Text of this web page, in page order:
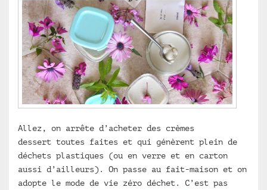
Allez, on arrête d’acheter des crèmes
dessert toutes faites et qui génèrent plein de
déchets plastiques (ou en verre et en carton
aussi d’ailleurs). On passe au fait-maison et on
adopte le mode de vie zéro déchet. C’est pas